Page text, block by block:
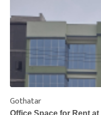
Gothatar
Office Space for Rent